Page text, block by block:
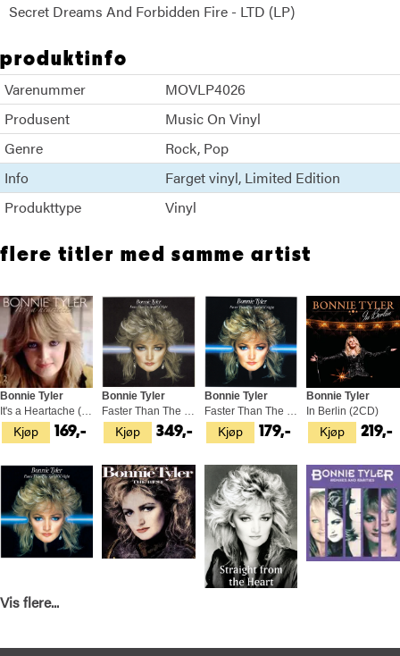
Secret Dreams And Forbidden Fire - LTD (LP)
produktinfo
Varenummer
MOVLP4026
Produsent
Music On Vinyl
Genre
Rock Pop
Info
Farget vinyl Limited Edition
Produkttype
Vinyl
flere titler med samme artist
Kjøp
Bonnie Tyler
It's a Heartache (2CD)
169,- Kjøp
Bonnie Tyler
Faster Than The Speed Of… - LTD (LP)
349,- Kjøp
Bonnie Tyler
Faster Than The Speed Of Night (CD)
179,- Kjøp
Bonnie Tyler
In Berlin (2CD)
219,-
Kjøp 399,- Kjøp 149,- Kjøp 289,- Kjøp 279,-
Vis flere...